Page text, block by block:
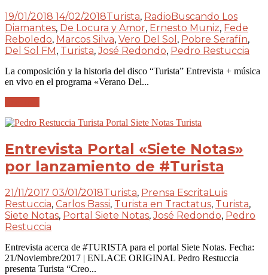
19/01/2018 14/02/2018Turista, Radio Buscando Los
Diamantes, De Locura y Amor, Ernesto Muniz, Fede
Reboledo, Marcos Silva, Vero Del Sol , Pobre Serafín,
Del Sol FM , Turista,José Redondo, Pedro Restuccia
La composición y la historia del disco “Turista” Entrevista + música
en vivo en el programa «Verano Del...
Entrevista Portal «Siete Notas»
por lanzamiento de #Turista
21/11/2017 03/01/2018Turista, Prensa EscritaLuis
Restuccia, Carlos Bassi, Turista en Tractatus, Turista,
Siete Notas, Portal Siete Notas,José Redondo, Pedro
Restuccia
Entrevista acerca de #TURISTA para el portal Siete Notas. Fecha:
21/Noviembre/2017 | ENLACE ORIGINAL Pedro Restuccia
presenta Turista “Creo...